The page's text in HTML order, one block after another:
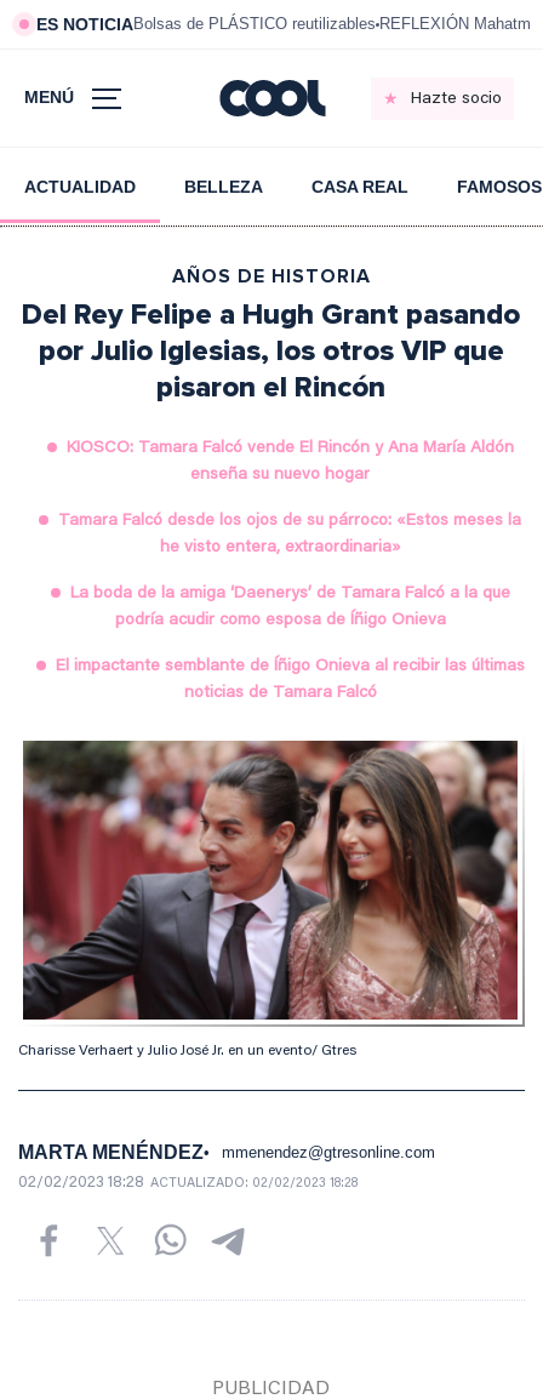
ES NOTICIABolsas de PLÁSTICO reutilizables REFLEXIÓN
MENÚ Hazte socio
ACTUALIDAD BELLEZA CASA REAL FAMOSOS
AÑOS DE HISTORIA
Del Rey Felipe a Hugh Grant pasando
por Julio Iglesias, los otros VIP que
pisaron el Rincón
KIOSCO: Tamara Falcó vende El Rincón y Ana María Aldón
enseña su nuevo hogar
Tamara Falcó desde los ojos de su párroco: «Estos meses la
he visto entera, extraordinaria»
La boda de la amiga ‘Daenerys’ de Tamara Falcó a la que
podría acudir como esposa de Íñigo Onieva
El impactante semblante de Íñigo Onieva al recibir las últimas
noticias de Tamara Falcó
Charisse Verhaert y Julio José Jr. en un evento/ Gtres
MARTA MENÉNDEZ mmenendez@gtresonline.com
02/02/2023 18:28 ACTUALIZADO: 02/02/2023 18:28